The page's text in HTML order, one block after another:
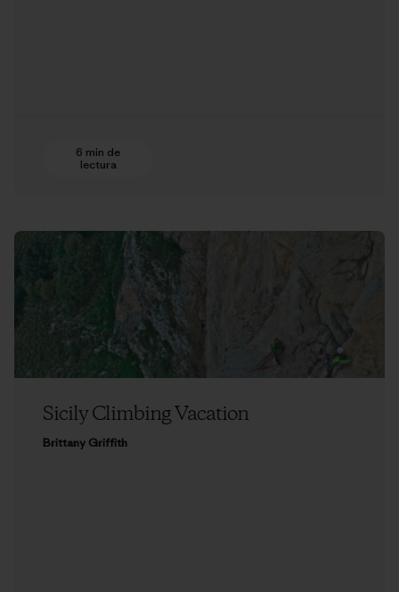
6 min de
lectura
Sicily Climbing Vacation
Brittany Griffith